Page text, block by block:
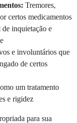
Tremores,
certos medicamentos
inquietação e
e involuntários que
de certos
um tratamento
e rigidez
para sua